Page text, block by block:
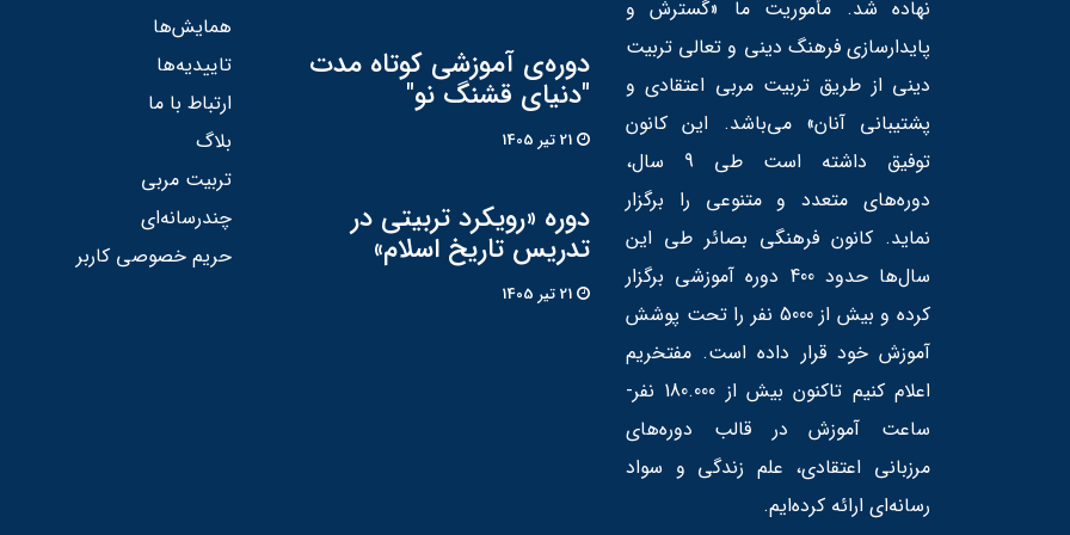
نهاده شد. مأموریت ما «گسترش و
پایدارسازی فرهنگ دینی و تعالی تربیت
دینی از طریق تربیت مربی اعتقادی و
پشتیبانی آنان» می‌باشد. این کانون
توفیق داشته است طی 9 سال،
دوره‌های متعدد و متنوعی را برگزار
نماید. کانون فرهنگی بصائر طی این
سال‌ها حدود 400 دوره آموزشی برگزار
کرده و بیش از 5000 نفر را تحت پوشش
آموزش خود قرار داده است. مفتخریم
اعلام کنیم تاکنون بیش از 180.000 نفر-
ساعت آموزش در قالب دوره‌های
مرزبانی اعتقادی، علم زندگی و سواد
رسانه‌ای ارائه کرده‌ایم.
دوره‌ی آموزشی کوتاه مدت
"دنیای قشنگ نو"
دوره «رویکرد تربیتی در
تدریس تاریخ اسلام»
همایش‌ها
تاییدیه‌ها
ارتباط با ما
بلاگ
تربیت مربی
چندرسانه‌ای
حریم خصوصی کاربر